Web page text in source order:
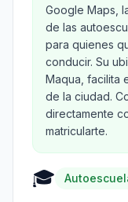
Google Maps,
de las
para quienes
conducir. Su
Maqua, facilita
de la ciudad.
directamente
matricularte.
🎓